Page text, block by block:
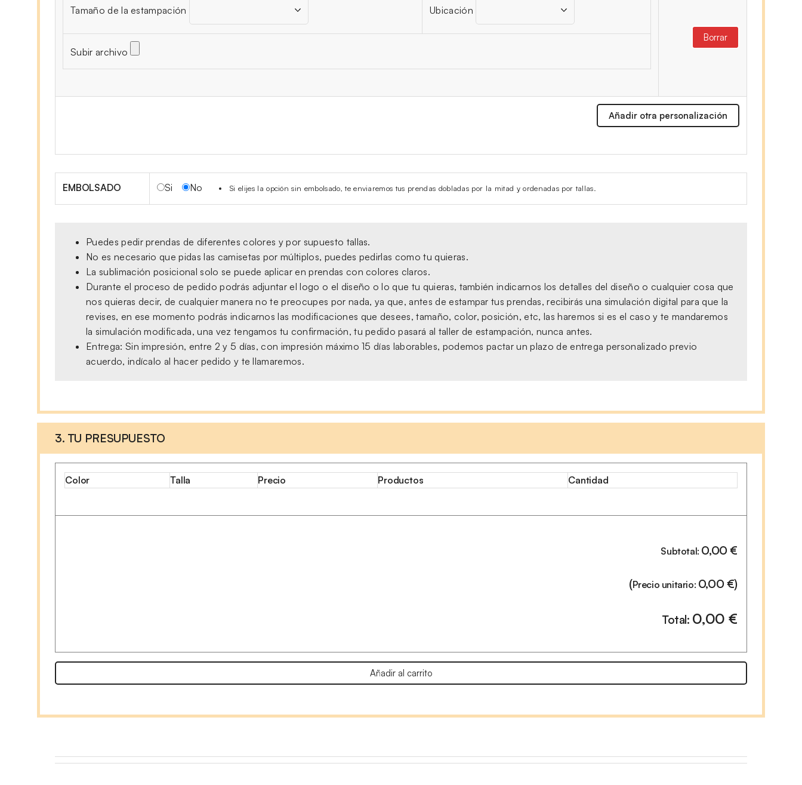
Tamaño de la estampación Ubicación
Subir archivo
Borrar
Añadir otra personalización
EMBOLSADO Si No Si elijes la opción sin embolsado, te enviaremos tus prendas dobladas por la mitad y ordenadas por tallas.
Puedes pedir prendas de diferentes colores y por supuesto tallas.
No es necesario que pidas las camisetas por múltiplos, puedes pedirlas como tu quieras.
La sublimación posicional solo se puede aplicar en prendas con colores claros.
Durante el proceso de pedido podrás adjuntar el logo o el diseño o lo que tu quieras, también indicarnos los detalles del diseño o cualquier cosa que
nos quieras decir, de cualquier manera no te preocupes por nada, ya que, antes de estampar tus prendas, recibirás una simulación digital para que la
revises, en ese momento podrás indicarnos las modificaciones que desees, tamaño, color, posición, etc, las haremos si es el caso y te mandaremos
la simulación modificada, una vez tengamos tu confirmación, tu pedido pasará al taller de estampación, nunca antes.
Entrega: Sin impresión, entre 2 y 5 días, con impresión máximo 15 días laborables, podemos pactar un plazo de entrega personalizado previo
acuerdo, indícalo al hacer pedido y te llamaremos.
3. TU PRESUPUESTO
Color Talla Precio Productos Cantidad
Subtotal: 0,00€
(Precio unitario: 0,00€)
Total: 0,00€
Añadir al carrito